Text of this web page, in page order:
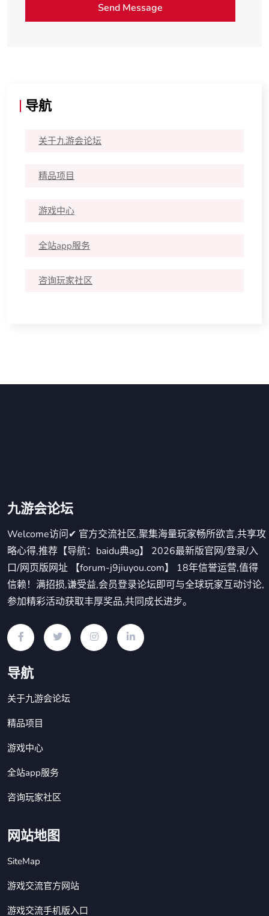
导航
关于九游会论坛
精品项目
游戏中心
全站app服务
咨询玩家社区
九游会论坛
Welcome访问✔ 官方交流社区,聚集海量玩家畅所欲言,共享攻
略心得,推荐【导航：baidu典ag】 2026最新版官网/登录/入
口/网页版网址 【forum-j9jiuyou.com】 18年信誉运营,值得
信赖！满招损,谦受益,会员登录论坛即可与全球玩家互动讨论,
参加精彩活动获取丰厚奖品,共同成长进步。
导航
关于九游会论坛
精品项目
游戏中心
全站app服务
咨询玩家社区
网站地图
SiteMap
游戏交流官方网站
游戏交流手机版入口